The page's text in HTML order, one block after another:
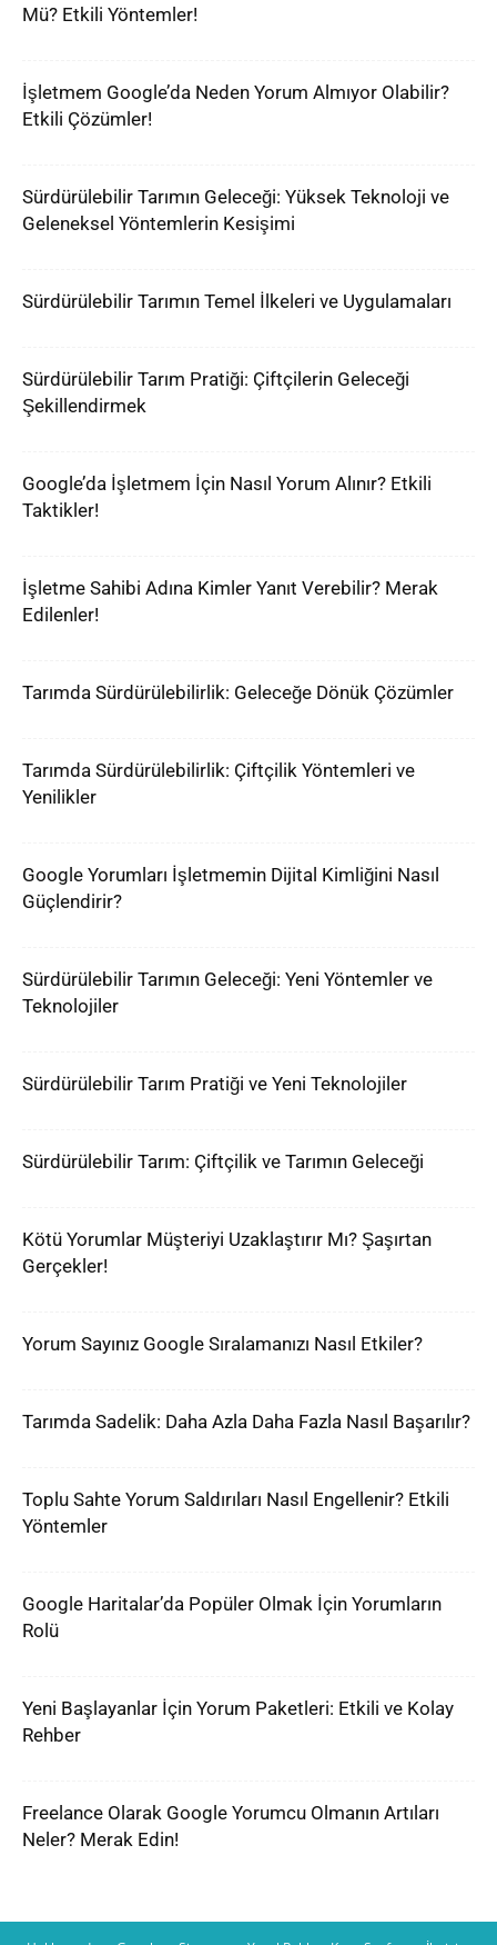
Mü? Etkili Yöntemler!
İşletmem Google’da Neden Yorum Almıyor Olabilir?
Etkili Çözümler!
Sürdürülebilir Tarımın Geleceği: Yüksek Teknoloji ve
Geleneksel Yöntemlerin Kesişimi
Sürdürülebilir Tarımın Temel İlkeleri ve Uygulamaları
Sürdürülebilir Tarım Pratiği: Çiftçilerin Geleceği
Şekillendirmek
Google’da İşletmem İçin Nasıl Yorum Alınır? Etkili
Taktikler!
İşletme Sahibi Adına Kimler Yanıt Verebilir? Merak
Edilenler!
Tarımda Sürdürülebilirlik: Geleceğe Dönük Çözümler
Tarımda Sürdürülebilirlik: Çiftçilik Yöntemleri ve
Yenilikler
Google Yorumları İşletmemin Dijital Kimliğini Nasıl
Güçlendirir?
Sürdürülebilir Tarımın Geleceği: Yeni Yöntemler ve
Teknolojiler
Sürdürülebilir Tarım Pratiği ve Yeni Teknolojiler
Sürdürülebilir Tarım: Çiftçilik ve Tarımın Geleceği
Kötü Yorumlar Müşteriyi Uzaklaştırır Mı? Şaşırtan
Gerçekler!
Yorum Sayınız Google Sıralamanızı Nasıl Etkiler?
Tarımda Sadelik: Daha Azla Daha Fazla Nasıl Başarılır?
Toplu Sahte Yorum Saldırıları Nasıl Engellenir? Etkili
Yöntemler
Google Haritalar’da Popüler Olmak İçin Yorumların
Rolü
Yeni Başlayanlar İçin Yorum Paketleri: Etkili ve Kolay
Rehber
Freelance Olarak Google Yorumcu Olmanın Artıları
Neler? Merak Edin!